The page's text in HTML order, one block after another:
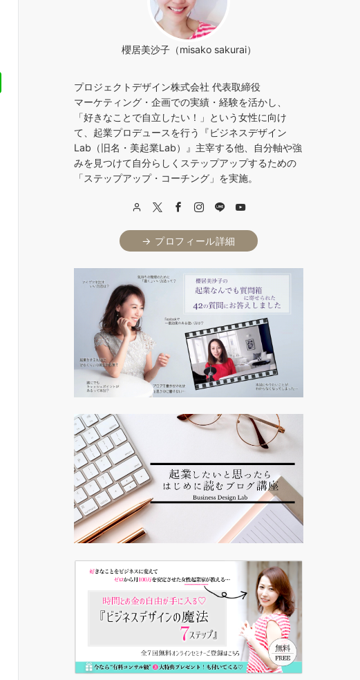
櫻居美沙子（misako sakurai）
プロジェクトデザイン株式会社 代表取締役
マーケティング・企画での実績・経験を活かし、
「好きなことで自立したい！」という女性に向け
て、起業プロデュースを行う『ビジネスデザイン
Lab（旧名・美起業Lab）』主宰する他、自分軸や強
みを見つけて自分らしくステップアップするための
「ステップアップ・コーチング」を実施。
→ プロフィール詳細